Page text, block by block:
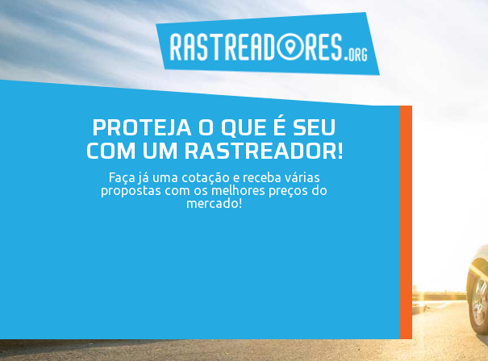
PROTEJA O QUE É SEU
COM UM RASTREADOR!
Faça já uma cotação e receba várias
propostas com os melhores preços do
mercado!